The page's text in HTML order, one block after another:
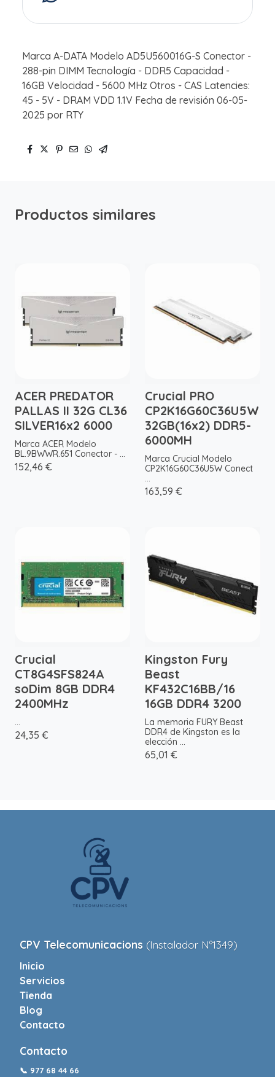
Marca A-DATA Modelo AD5U560016G-S Conector -
288-pin DIMM Tecnología - DDR5 Capacidad -
16GB Velocidad - 5600 MHz Otros - CAS Latencies:
45 - 5V - DRAM VDD 1.1V Fecha de revisión 06-05-
2025 por RTY
Productos similares
ACER PREDATOR
PALLAS II 32G CL36
SILVER16x2 6000
Marca ACER Modelo
BL.9BWWR.651 Conector - ...
152,46 €
Crucial PRO
CP2K16G60C36U5W
32GB(16x2) DDR5-
6000MH
Marca Crucial Modelo
CP2K16G60C36U5W Conect
...
163,59 €
Crucial
CT8G4SFS824A
soDim 8GB DDR4
2400MHz
...
24,35 €
Kingston Fury
Beast
KF432C16BB/16
16GB DDR4 3200
La memoria FURY Beast
DDR4 de Kingston es la
elección ...
65,01 €
CPV Telecomunicacions (Instalador Nº1349)
Inicio
Servicios
Tienda
Blog
Contacto
Contacto
📞 977 68 44 66